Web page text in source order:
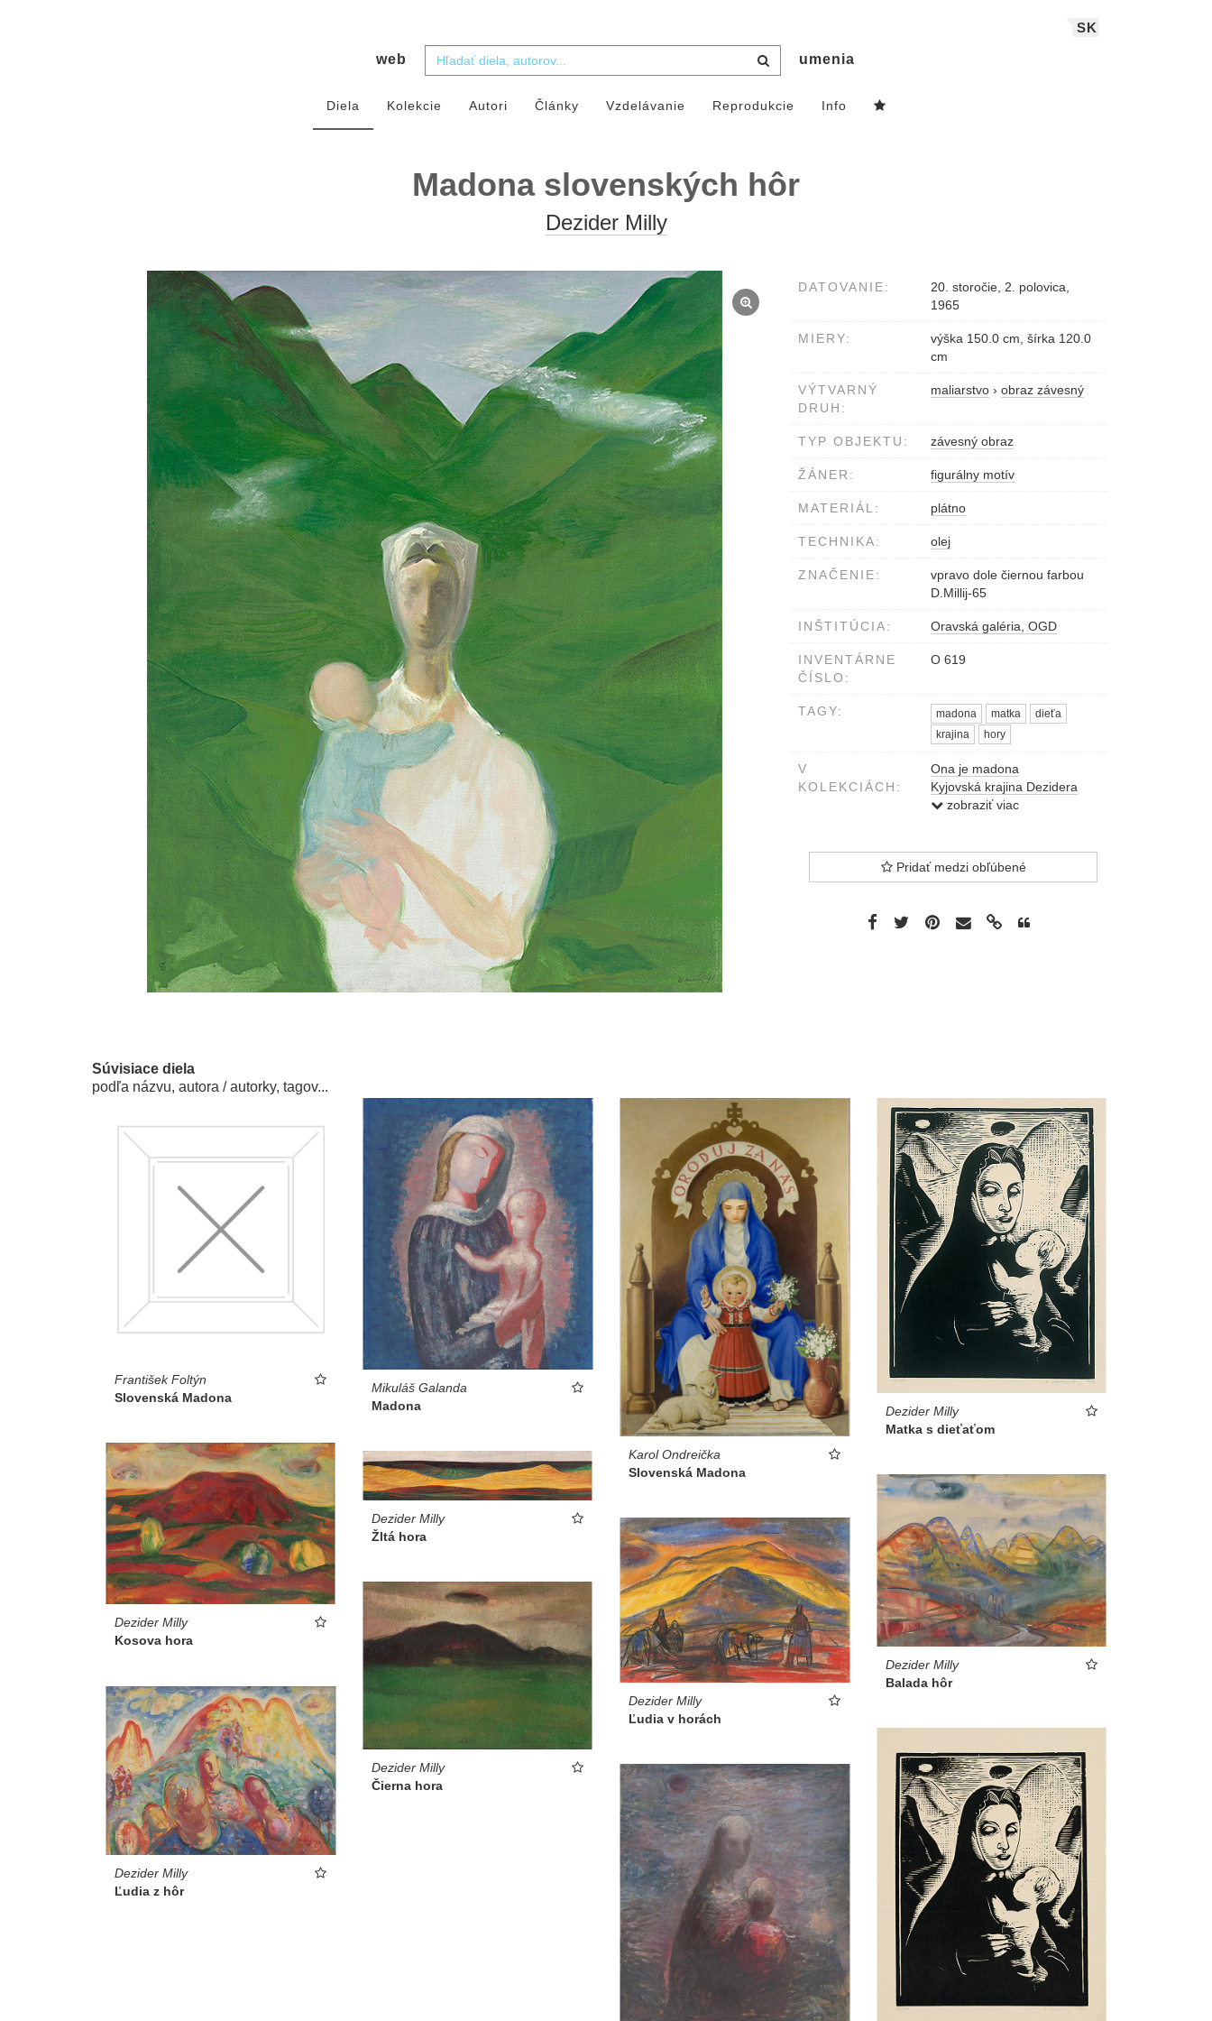
SK
web umenia
Diela Kolekcie Autori Články Vzdelávanie Reprodukcie Info
Madona slovenských hôr
Dezider Milly
DATOVANIE:
20. storočie, 2. polovica,
1965
MIERY:
výška 150.0 cm, šírka 120.0
cm
VÝTVARNÝ
DRUH:
maliarstvo › obraz závesný
TYP OBJEKTU: závesný obraz
ŽÁNER: figurálny motív
MATERIÁL: plátno
TECHNIKA: olej
ZNAČENIE:
vpravo dole čiernou farbou
D.Millij-65
INŠTITÚCIA: Oravská galéria, OGD
INVENTÁRNE
ČÍSLO:
O 619
TAGY: madona matka
dieťa
krajina
hory
V
KOLEKCIÁCH:
Ona je madona
Kyjovská krajina Dezidera
Millyho
zobraziť viac
Pridať medzi obľúbené
Súvisiace diela
podľa názvu, autora / autorky, tagov...
František Foltýn
Slovenská Madona
Mikuláš Galanda
Madona
Karol Ondreička
Slovenská Madona
Dezider Milly
Matka s dieťaťom
Dezider Milly
Kosova hora
Dezider Milly
Žltá hora
Dezider Milly
Balada hôr
Dezider Milly
Ľudia v horách
Dezider Milly
Čierna hora
Dezider Milly
Ľudia z hôr